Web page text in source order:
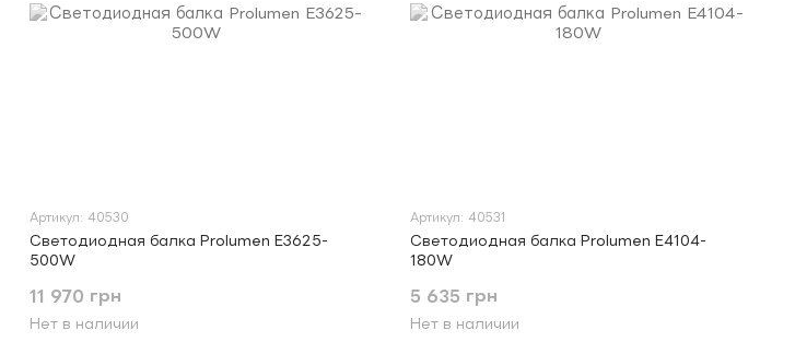
Артикул: 40530
Светодиодная балка Prolumen E3625-
500W
11 970 грн
Нет в наличии
Артикул: 40531
Светодиодная балка Prolumen E4104-
180W
5 635 грн
Нет в наличии